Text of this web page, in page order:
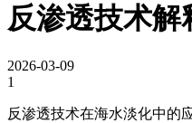
反渗透技术解
2026-03-09
1
反渗透技术在海水淡化中的